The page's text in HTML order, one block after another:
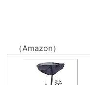
（Amazon）